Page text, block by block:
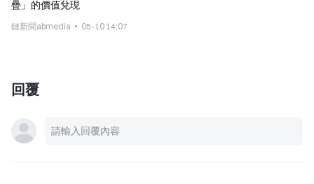
疊」的價值兌現
鏈新聞abmedia 05-10 14:07
回覆